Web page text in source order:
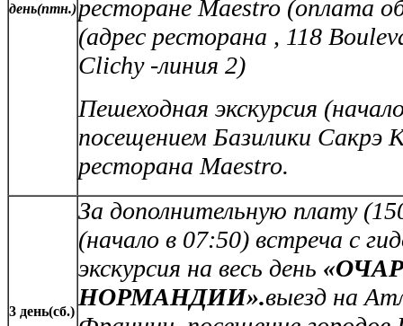
день(птн.)ресторане Maestro (оплата
(адрес ресторана , 118
Clichy -линия 2)
Пешеходная экскурсия
посещением Базилики Сакрэ
ресторана Maestro.
3 день(сб.)
За дополнительную плату
(начало в 07:50) встреча с
экскурсия на весь день
НОРМАНДИИ».выезд на